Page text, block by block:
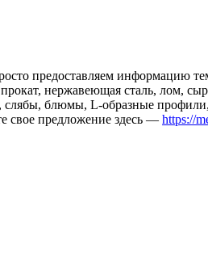
предоставляем информацию
нержавеющая сталь, лом,
блюмы, L-образные
свое предложение здесь — https://